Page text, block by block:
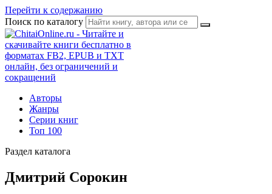
Перейти к содержанию
Поиск по каталогу
Авторы
Жанры
Серии книг
Топ 100
Раздел каталога
Дмитрий Сорокин